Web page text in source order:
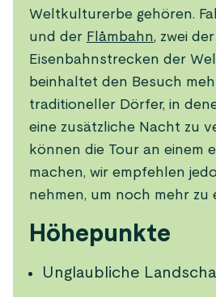
Weltkulturerbe gehören.
und der Flåmbahn, zwei
Eisenbahnstrecken der
beinhaltet den Besuch
traditioneller Dörfer, in
eine zusätzliche Nacht zu
können die Tour an einem
machen, wir empfehlen
nehmen, um noch mehr zu
Höhepunkte
Unglaubliche